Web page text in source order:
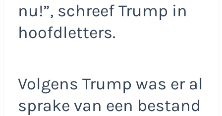
nu!”, schreef Trump in
hoofdletters.
Volgens Trump was er al
sprake van een bestand